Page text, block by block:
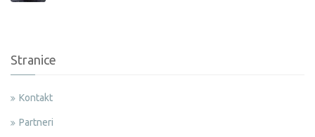
Stranice
Kontakt
Partneri